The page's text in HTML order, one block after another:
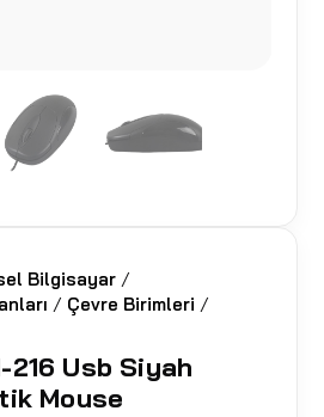
Bilgisayar /
/ Çevre Birimleri /
Usb Siyah
Mouse